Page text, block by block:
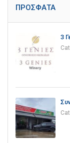
ΠΡΌΣΦΑΤΑ
3